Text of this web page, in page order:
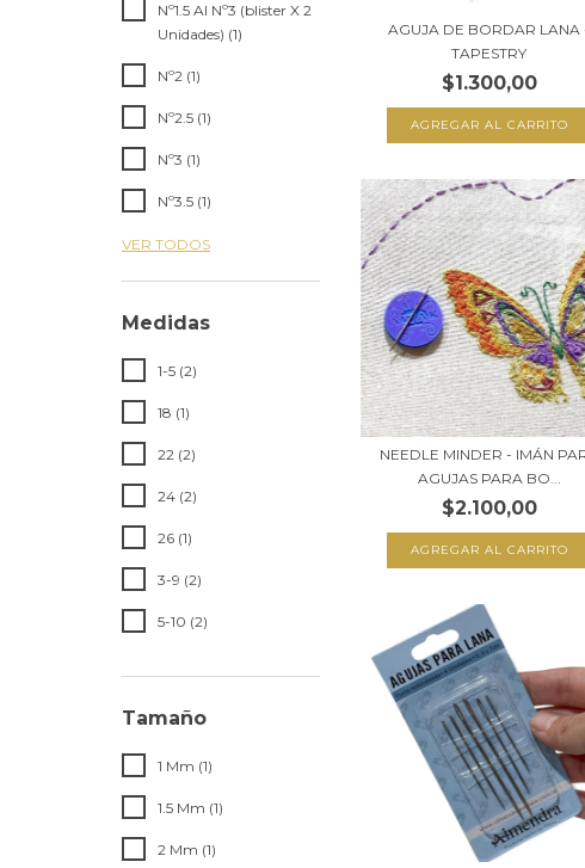
Nº1.5 Al Nº3 (blister X 2
Unidades) (1)
Nº2 (1)
Nº2.5 (1)
Nº3 (1)
Nº3.5 (1)
VER TODOS
Medidas
1-5 (2)
18 (1)
22 (2)
24 (2)
26 (1)
3-9 (2)
5-10 (2)
Tamaño
1 Mm (1)
1.5 Mm (1)
2 Mm (1)
AGUJA DE BORDAR LANA
TAPESTRY
$1.300,00
AGREGAR AL CARRITO
NEEDLE MINDER - IMÁN
AGUJAS PARA BO...
$2.100,00